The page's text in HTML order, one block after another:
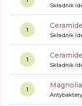
Składnik
1
Składnik
1
Składnik
1